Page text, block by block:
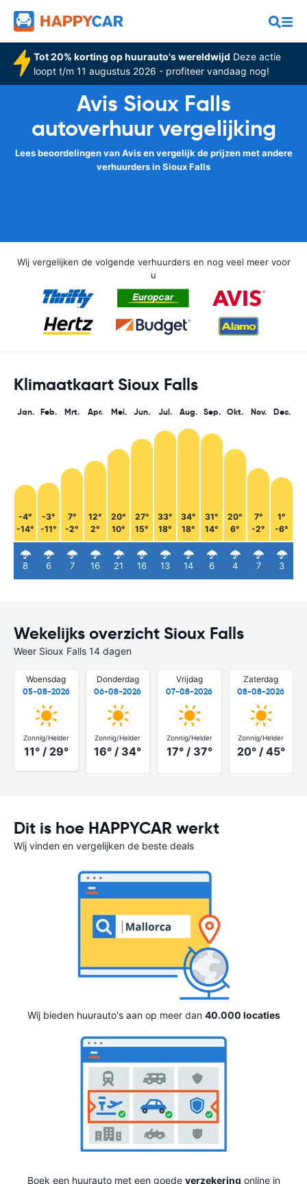
Tot 20% korting op huurauto's wereldwijd Deze actie
loopt t/m 11 augustus 2026 - profiteer vandaag nog!
Avis Sioux Falls
autoverhuur vergelijking
Lees beoordelingen van Avis en vergelijk de prijzen met andere
verhuurders in Sioux Falls
Wij vergelijken de volgende verhuurders en nog veel meer voor
u
Klimaatkaart Sioux Falls
Jan.
-4°
-14°
8
Feb.
-3°
-11°
6
Mrt.
7°
-2°
7
Apr.
12°
2°
16
Mei.
20°
10°
21
Jun.
27°
15°
16
Jul.
33°
18°
13
Aug.
34°
18°
14
Sep.
31°
14°
6
Okt.
20°
6°
4
Nov.
7°
-2°
7
Dec.
1°
-6°
3
Wekelijks overzicht Sioux Falls
Weer Sioux Falls 14 dagen
Woensdag
05-08-2026
Zonnig/Helder
11° / 29°
Donderdag
06-08-2026
Zonnig/Helder
16° / 34°
Vrijdag
07-08-2026
Zonnig/Helder
17° / 37°
Zaterdag
08-08-2026
Zonnig/Helder
20° / 45°
Dit is hoe HAPPYCAR werkt
Wij vinden en vergelijken de beste deals
Wij bieden huurauto's aan op meer dan 40.000 locaties
Boek een huurauto met een goede verzekering online in